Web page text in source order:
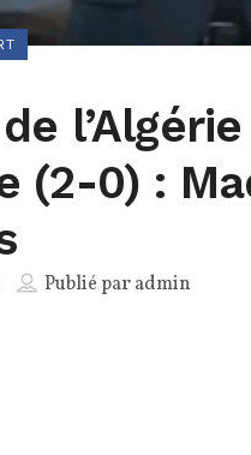
(2-0) :
Publié paradmin